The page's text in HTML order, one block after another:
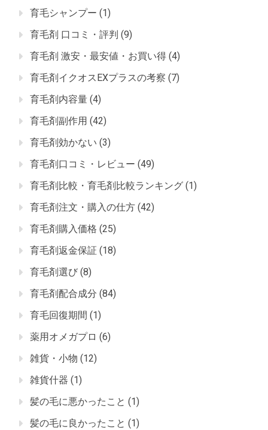
育毛シャンプー (1)
育毛剤 口コミ・評判 (9)
育毛剤 激安・最安値・お買い得 (4)
育毛剤イクオスEXプラスの考察 (7)
育毛剤内容量 (4)
育毛剤副作用 (42)
育毛剤効かない (3)
育毛剤口コミ・レビュー (49)
育毛剤比較・育毛剤比較ランキング (1)
育毛剤注文・購入の仕方 (42)
育毛剤購入価格 (25)
育毛剤返金保証 (18)
育毛剤選び (8)
育毛剤配合成分 (84)
育毛回復期間 (1)
薬用オメガプロ (6)
雑貨・小物 (12)
雑貨什器 (1)
髪の毛に悪かったこと (1)
髪の毛に良かったこと (1)